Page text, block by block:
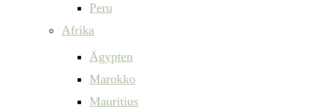
Peru
Afrika
Ägypten
Marokko
Mauritius